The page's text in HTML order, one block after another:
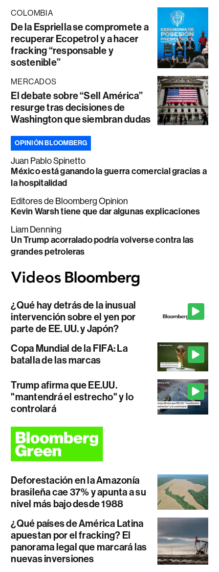
COLOMBIA
De la Espriella se compromete a
recuperar Ecopetrol y a hacer
fracking “responsable y
sostenible”
MERCADOS
El debate sobre “Sell América”
resurge tras decisiones de
Washington que siembran dudas
OPINIÓN BLOOMBERG
Juan Pablo Spinetto
México está ganando la guerra comercial gracias a
la hospitalidad
Editores de Bloomberg Opinion
Kevin Warsh tiene que dar algunas explicaciones
Liam Denning
Un Trump acorralado podría volverse contra las
grandes petroleras
¿Qué hay detrás de la inusual
intervención sobre el yen por
parte de EE. UU. y Japón?
Copa Mundial de la FIFA: La
batalla de las marcas
Trump afirma que EE.UU.
"mantendrá el estrecho" y lo
controlará
Deforestación en la Amazonía
brasileña cae 37% y apunta a su
nivel más bajo desde 1988
¿Qué países de América Latina
apuestan por el fracking? El
panorama legal que marcará las
nuevas inversiones